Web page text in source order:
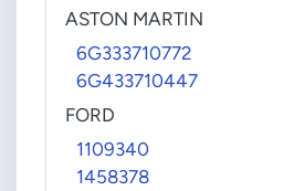
ASTON MARTIN
6G333710772
6G433710447
FORD
1109340
1458378